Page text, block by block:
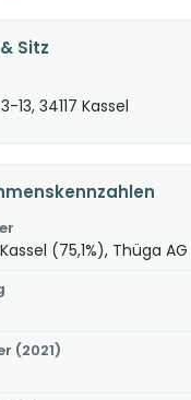
Sitz
13, 34117 Kassel
(75,1%), Thüga
(2021)